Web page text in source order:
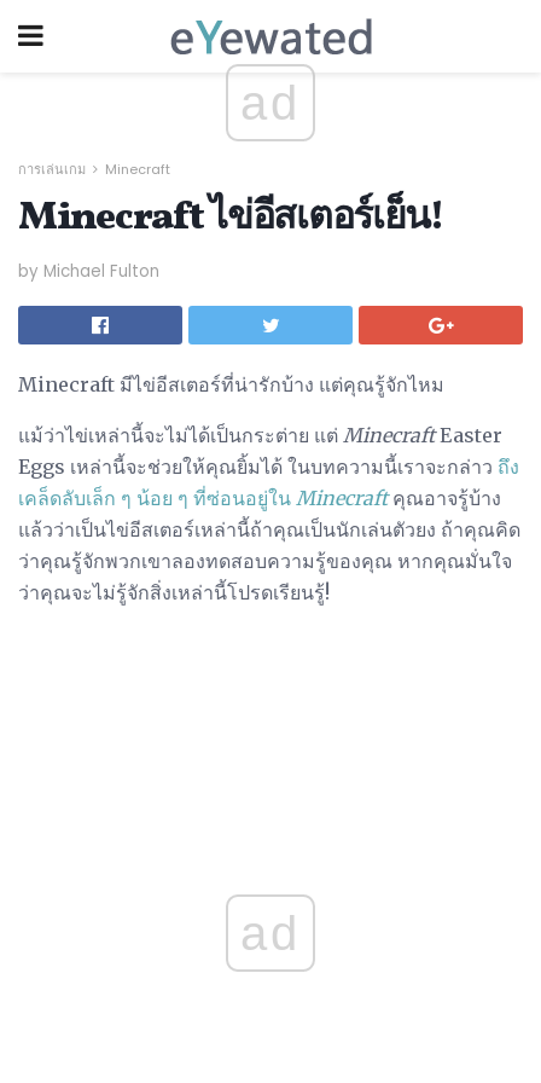
ad
การเล่นเกม Minecraft
Minecraft ไข่อีสเตอร์เย็น!
by Michael Fulton
Minecraft มีไข่อีสเตอร์ที่น่ารักบ้าง แต่คุณรู้จักไหม
แม้ว่าไข่เหล่านี้จะไม่ได้เป็นกระต่าย แต่ MinecraftEaster
Eggs เหล่านี้จะช่วยให้คุณยิ้มได้ ในบทความนี้เราจะกล่าว ถึง
เคล็ดลับเล็ก ๆ น้อย ๆ ที่ซ่อนอยู่ใน Minecraftคุณอาจรู้บ้าง
แล้วว่าเป็นไข่อีสเตอร์เหล่านี้ถ้าคุณเป็นนักเล่นตัวยง ถ้าคุณคิด
ว่าคุณรู้จักพวกเขาลองทดสอบความรู้ของคุณ หากคุณมั่นใจ
ว่าคุณจะไม่รู้จักสิ่งเหล่านี้โปรดเรียนรู้!
ad